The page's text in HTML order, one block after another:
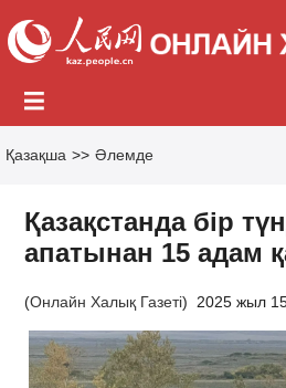
Қазақша >> Әлемде
Қазақстанда бір
апатынан 15 адам
(Онлайн Халық Газеті) 2025 жыл